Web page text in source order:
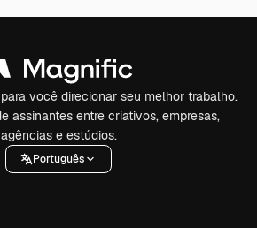
você direcionar seu melhor trabalho.
assinantes entre criativos, empresas,
agências e estúdios.
Português